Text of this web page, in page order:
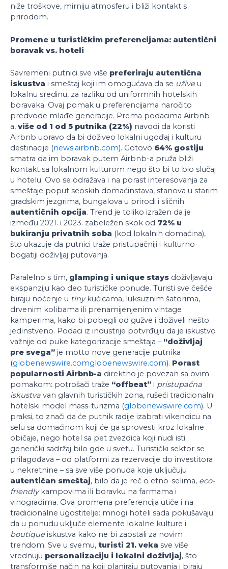
niže troškove, mirniju atmosferu i bliži kontakt s
prirodom.
Promene u turističkim preferencijama: autentični
boravak vs. hoteli
Savremeni putnici sve više preferiraju autentična
iskustva i smeštaj koji im omogućava da se uživeu
lokalnu sredinu, za razliku od uniformnih hotelskih
boravaka. Ovaj pomak u preferencijama naročito
predvode mlađe generacije. Prema podacima Airbnb-
a, više od 1 od 5 putnika (22%) navodi da koristi
Airbnb upravo da bi doživeo lokalni ugođaj i kulturu
destinacije (news.airbnb.com). Gotovo 64% gostiju
smatra da im boravak putem Airbnb-a pruža bliži
kontakt sa lokalnom kulturom nego što bi to bio slučaj
u hotelu. Оvo se odražava i na porast interesovanja za
smeštaje poput seoskih domaćinstava, stanova u starim
gradskim jezgrima, bungalova u prirodi i sličnih
autentičnih opcija. Trend je toliko izražen da je
između 2021. i 2023. zabeležen skok od 72% u
bukiranju privatnih soba (kod lokalnih domaćina),
što ukazuje da putnici traže pristupačniji i kulturno
bogatiji doživljaj putovanja.
Paralelno s tim, glamping i unique stays doživljavaju
ekspanziju kao deo turističke ponude. Turisti sve češće
biraju noćenje u tiny kućicama, luksuznim šatorima,
drvenim kolibama ili prenamijenjenim vintage
kamperima, kako bi pobegli od gužve i doživeli nešto
jedinstveno. Podaci iz industrije potvrđuju da je iskustvo
važnije od puke kategorizacije smeštaja – “doživljaj
pre svega” je motto nove generacije putnika
(globenewswire.comglobenewswire.com). Porast
popularnosti Airbnb-a direktno je povezan sa ovim
pomakom: potrošači traže “offbeat” i pristupačna
iskustva van glavnih turističkih zona, rušeći tradicionalni
hotelski model mass-turizma (globenewswire.com). U
praksi, to znači da će putnik radije izabrati vikendicu na
selu sa domaćinom koji će ga sprovesti kroz lokalne
običaje, nego hotel sa pet zvezdica koji nudi isti
generički sadržaj bilo gde u svetu. Turistički sektor se
prilagođava – od platformi za rezervacije do investitora
u nekretnine – sa sve više ponuda koje uključuju
autentičan smeštaj, bilo da je reč o etno-selima, eco-
friendlykampovima ili boravku na farmama i
vinogradima. Ova promena preferencija utiče i na
tradicionalne ugostitelje: mnogi hoteli sada pokušavaju
da u ponudu uključe elemente lokalne kulture i
boutiqueiskustva kako ne bi zaostali za novim
trendom. Sve u svemu, turisti 21. veka sve više
vrednuju personalizaciju i lokalni doživljaj, što
transformiše način na koji planiraju putovanja i biraju